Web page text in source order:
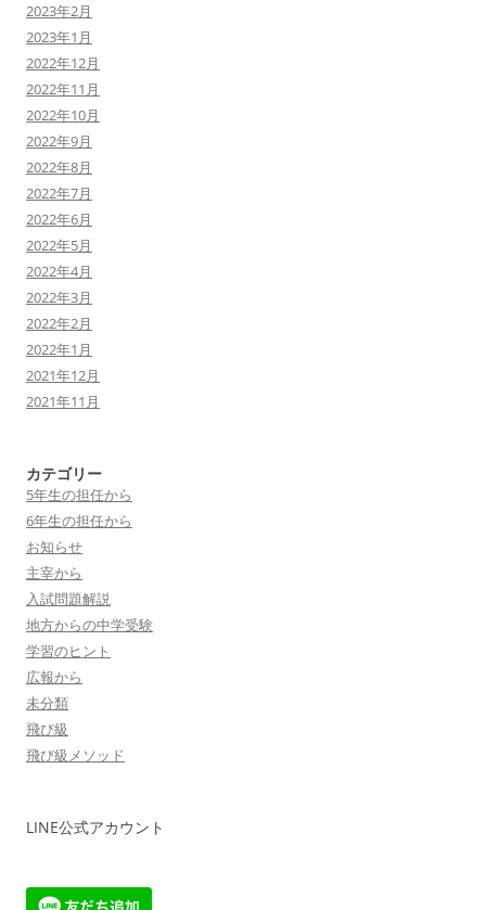
2023年2月
2023年1月
2022年12月
2022年11月
2022年10月
2022年9月
2022年8月
2022年7月
2022年6月
2022年5月
2022年4月
2022年3月
2022年2月
2022年1月
2021年12月
2021年11月
カテゴリー
5年生の担任から
6年生の担任から
お知らせ
主宰から
入試問題解説
地方からの中学受験
学習のヒント
広報から
未分類
飛び級
飛び級メソッド
LINE公式アカウント